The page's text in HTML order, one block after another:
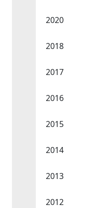
2020
2018
2017
2016
2015
2014
2013
2012